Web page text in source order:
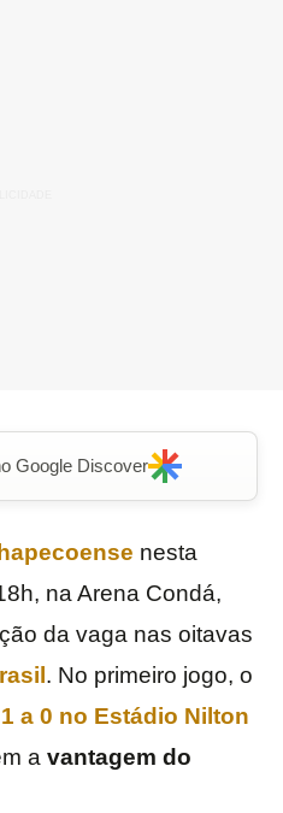
Google Discover
nesta
na Arena Condá,
da vaga nas oitavas
. No primeiro jogo, o
a 0 no Estádio Nilton
a vantagem do